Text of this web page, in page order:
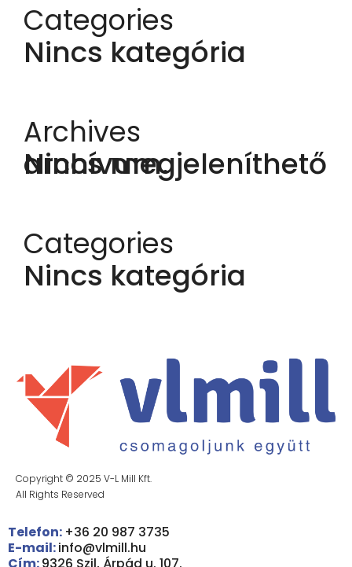
Categories
Nincs kategória
Archives
Nincs megjeleníthető archívum.
Categories
Nincs kategória
Copyright © 2025 V-L Mill Kft.
All Rights Reserved
Telefon: +36 20 987 3735
E-mail:info@vlmill.hu
Cím:9326 Szil, Árpád u. 107.